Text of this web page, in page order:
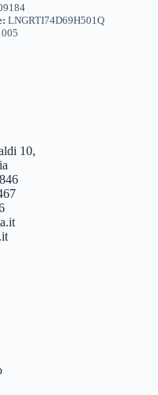
LNGRTI74D69H501Q
10,